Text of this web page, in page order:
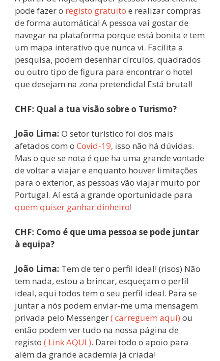
pode fazer o registo gratuito e realizar compras
de forma automática! A pessoa vai gostar de
navegar na plataforma porque está bonita e tem
um mapa interativo que nunca vi. Facilita a
pesquisa, podem desenhar círculos, quadrados
ou outro tipo de figura para encontrar o hotel
que desejam na zona pretendida! Está brutal!
CHF: Qual a tua visão sobre o Turismo?
João Lima: O setor turístico foi dos mais
afetados com o Covid-19, isso não há dúvidas.
Mas o que se nota é que ha uma grande vontade
de voltar a viajar e enquanto houver limitações
para o exterior, as pessoas vão viajar muito por
Portugal. Aí está a grande oportunidade para
quem quiser ganhar dinheiro!
CHF: Como é que uma pessoa se pode juntar
à equipa?
João Lima: Tem de ter o perfil ideal! (risos) Não
tem nada, estou a brincar, esqueçam o perfil
ideal, aqui todos tem o seu perfil ideal. Para se
juntar a nós podem enviar-me uma mensagem
privada pelo Messenger( carreguem aqui) ou
então podem ver tudo na nossa página de
registo ( Link AQUI ). Darei todo o apoio para
além da grande academia já criada!